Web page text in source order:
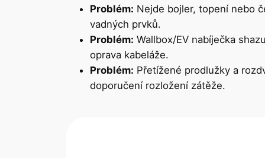
Problém: Nejde bojler, topení nebo
vadných prvků.
Problém: Wallbox/EV nabíječka
oprava kabeláže.
Problém: Přetížené prodlužky a
doporučení rozložení zátěže.